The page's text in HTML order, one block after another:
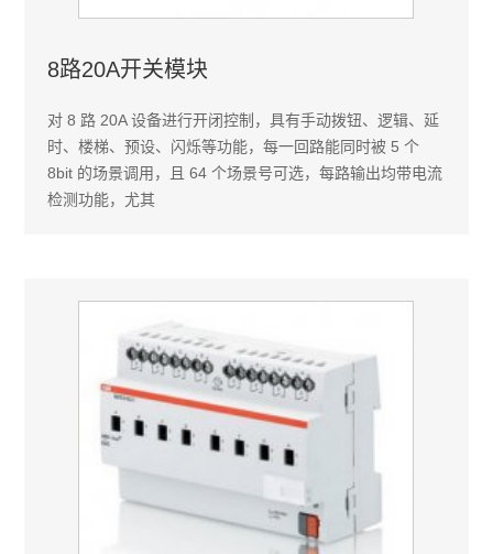
8路20A开关模块
对 8 路 20A 设备进行开闭控制，具有手动拨钮、逻辑、延
时、楼梯、预设、闪烁等功能，每一回路能同时被 5 个
8bit 的场景调用，且 64 个场景号可选，每路输出均带电流
检测功能，尤其